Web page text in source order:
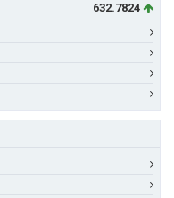
632.7824